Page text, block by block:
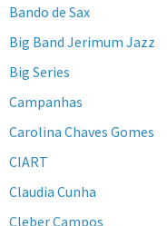
Bando de Sax
Big Band Jerimum Jazz
Big Series
Campanhas
Carolina Chaves Gomes
CIART
Claudia Cunha
Cleber Campos